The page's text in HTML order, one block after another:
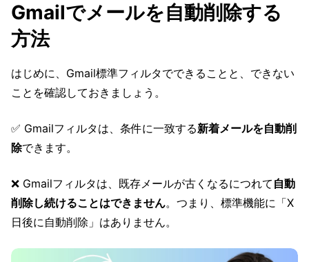
Gmailでメールを自動削除する
方法
はじめに、Gmail標準フィルタでできることと、できない
ことを確認しておきましょう。
✅ Gmailフィルタは、条件に一致する新着メールを自動削
除できます。
❌ Gmailフィルタは、既存メールが古くなるにつれて 自動
削除し続けることはできません。つまり、標準機能に「X
日後に自動削除」はありません。